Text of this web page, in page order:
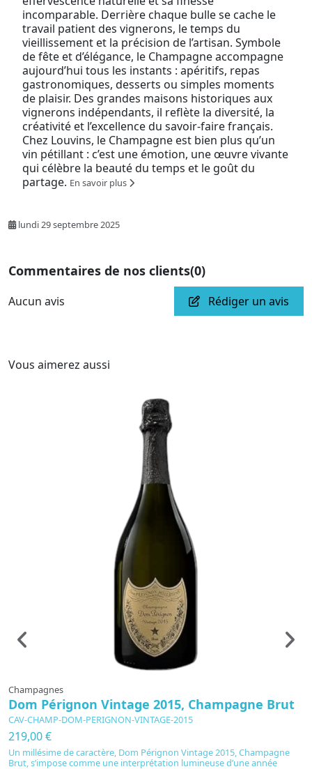
incomparable. Derrière chaque bulle se cache le
travail patient des vignerons, le temps du
vieillissement et la précision de l’artisan. Symbole
de fête et d’élégance, le Champagne accompagne
aujourd’hui tous les instants : apéritifs, repas
gastronomiques, desserts ou simples moments
de plaisir. Des grandes maisons historiques aux
vignerons indépendants, il reflète la diversité, la
créativité et l’excellence du savoir-faire français.
Chez Louvins, le Champagne est bien plus qu’un
vin pétillant : c’est une émotion, une œuvre vivante
qui célèbre la beauté du temps et le goût du
partage. En savoir plus
lundi 29 septembre 2025
Commentaires de nos clients(0)
Aucun avis Rédiger un avis
Vous aimerez aussi
Champagnes
Dom Pérignon Vintage 2015, Champagne Brut
CAV-CHAMP-DOM-PERIGNON-VINTAGE-2015
219,00 €
Un millésime de caractère, Dom Pérignon Vintage 2015, Champagne
Brut, s’impose comme une interprétation lumineuse d’une année